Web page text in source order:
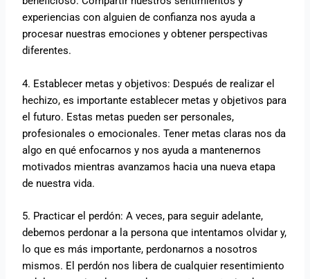
experiencias con alguien de confianza nos ayuda a
procesar nuestras emociones y obtener perspectivas
diferentes.
4. Establecer metas y objetivos: Después de realizar el
hechizo, es importante establecer metas y objetivos para
el futuro. Estas metas pueden ser personales,
profesionales o emocionales. Tener metas claras nos da
algo en qué enfocarnos y nos ayuda a mantenernos
motivados mientras avanzamos hacia una nueva etapa
de nuestra vida.
5. Practicar el perdón: A veces, para seguir adelante,
debemos perdonar a la persona que intentamos olvidar y,
lo que es más importante, perdonarnos a nosotros
mismos. El perdón nos libera de cualquier resentimiento